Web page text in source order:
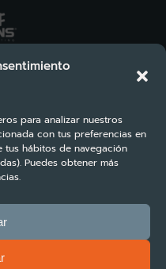
para analizar nuestros
con tus preferencias en
hábitos de navegación
Puedes obtener más